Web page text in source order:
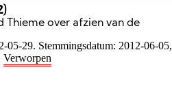
Thieme over afzien van de
05-29. Stemmingsdatum: 2012-06-05,
Verworpen